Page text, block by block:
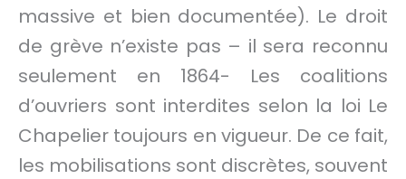
massive et bien documentée). Le droit
de grève n’existe pas – il sera reconnu
seulement en 1864- Les coalitions
d’ouvriers sont interdites selon la loi Le
Chapelier toujours en vigueur. De ce fait,
les mobilisations sont discrètes, souvent